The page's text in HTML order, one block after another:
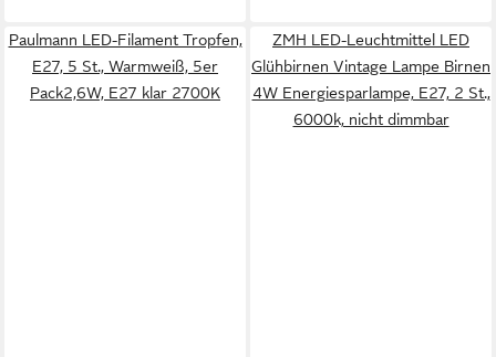
Paulmann LED-Filament Tropfen,
E27, 5 St., Warmweiß, 5er
Pack2,6W, E27 klar 2700K
ZMH LED-Leuchtmittel LED
Glühbirnen Vintage Lampe Birnen
4W Energiesparlampe, E27, 2 St.,
6000k, nicht dimmbar